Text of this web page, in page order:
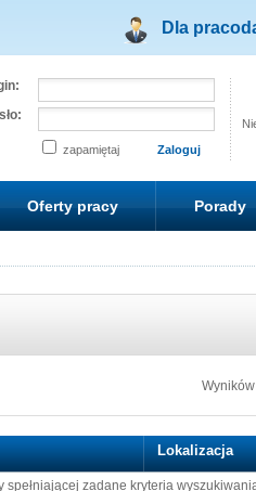
Dla
zapamiętaj
Oferty pracy Porady
Lokalizacja
zadane kryteria